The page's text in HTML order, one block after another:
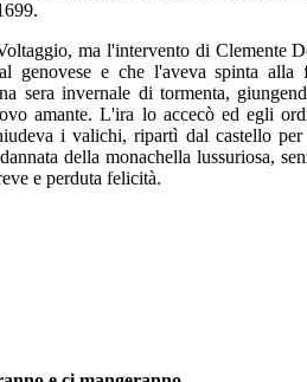
ma l'intervento di Clemente
genovese e che l'aveva spinta
sera invernale di tormenta,
amante. L'ira lo accecò ed egli
i valichi, ripartì dal castello
della monachella lussuriosa,
e perduta felicità.